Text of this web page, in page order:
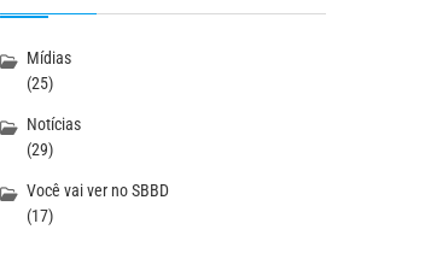
Mídias
(25)
Notícias
(29)
Você vai ver no SBBD
(17)